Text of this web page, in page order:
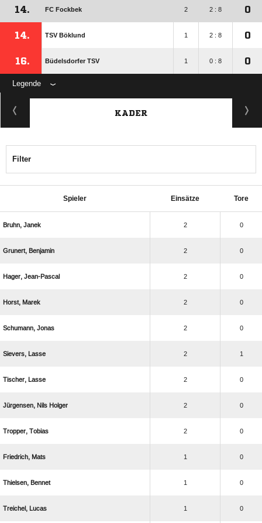
14. FC Fockbek 2 2 : 8 0
14. TSV Böklund 1 2 : 8 0
16. Büdelsdorfer TSV 1 0 : 8 0
Legende
KADER
Filter
Spieler Einsätze Tore
  2 0
  2 0
  2 0
  2 0
  2 0
  2 1
  2 0
   2 0
  2 0
  1 0
  1 0
  1 0